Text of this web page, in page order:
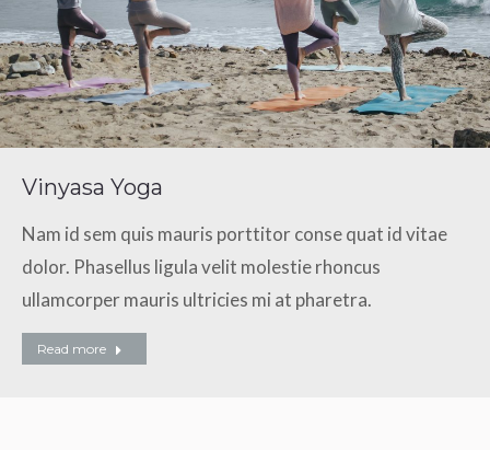
Vinyasa Yoga
Nam id sem quis mauris porttitor conse quat id vitae
dolor. Phasellus ligula velit molestie rhoncus
ullamcorper mauris ultricies mi at pharetra.
Read more